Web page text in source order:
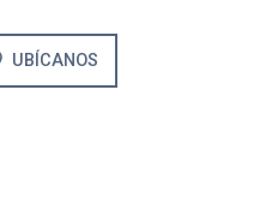
UBÍCANOS